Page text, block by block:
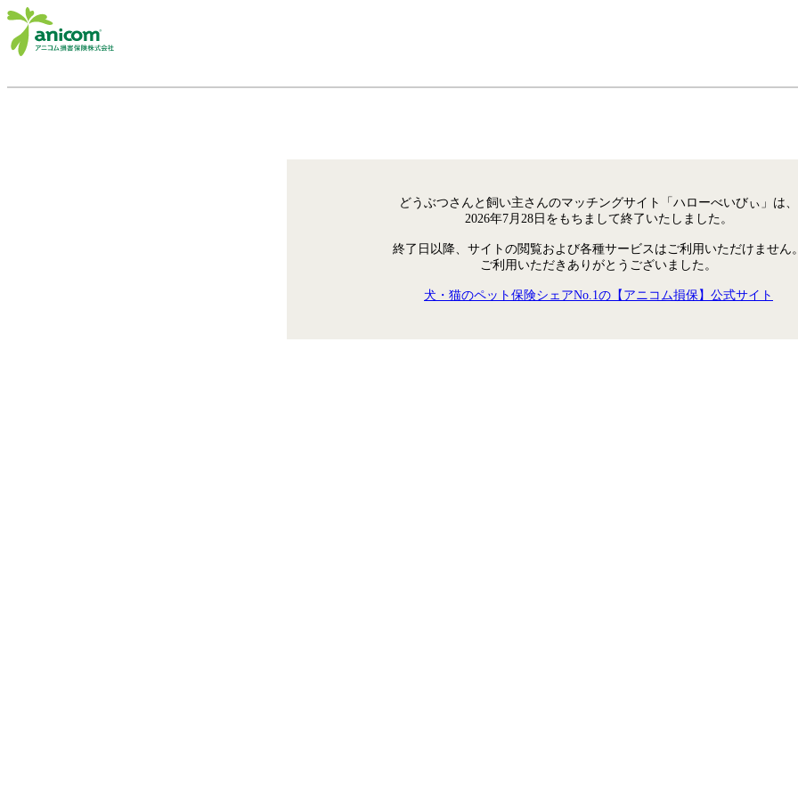
どうぶつさんと飼い主さんのマッチングサイト「ハローべいびぃ」は、
2026年7月28日をもちまして終了いたしました。
終了日以降、サイトの閲覧および各種サービスはご利用いただけません
ご利用いただきありがとうございました。
犬・猫のペット保険シェアNo.1の【アニコム損保】公式サイト